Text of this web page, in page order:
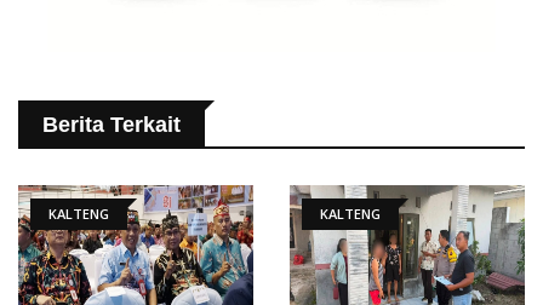
Berita Terkait
KALTENG KALTENG